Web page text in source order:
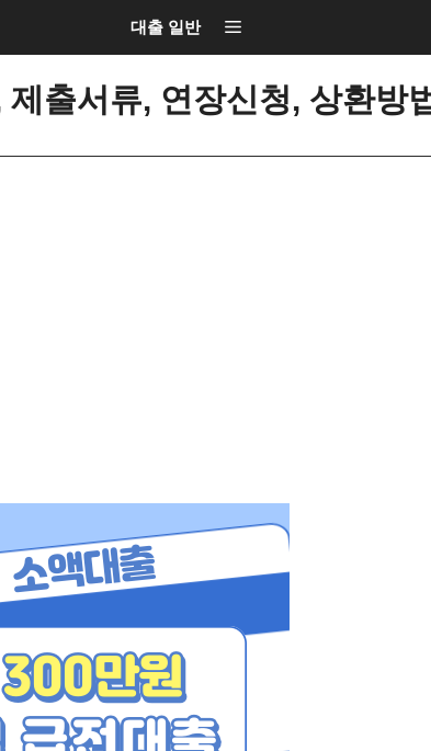
대출 일반
출서류, 연장신청, 상환방